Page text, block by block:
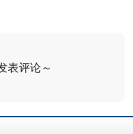
表评论～